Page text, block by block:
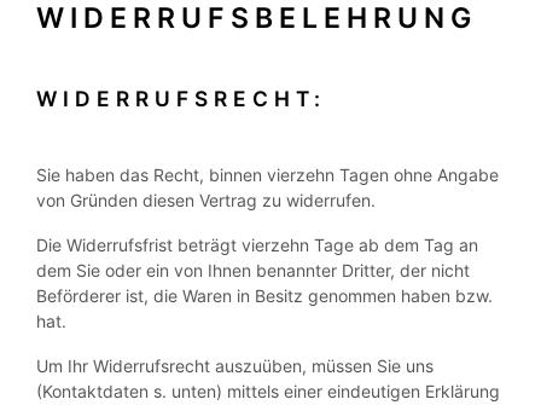
WIDERRUFSBELEHRUNG
WIDERRUFSRECHT:
Sie haben das Recht, binnen vierzehn Tagen ohne Angabe
von Gründen diesen Vertrag zu widerrufen.
Die Widerrufsfrist beträgt vierzehn Tage ab dem Tag an
dem Sie oder ein von Ihnen benannter Dritter, der nicht
Beförderer ist, die Waren in Besitz genommen haben bzw.
hat.
Um Ihr Widerrufsrecht auszuüben, müssen Sie uns
(Kontaktdaten s. unten) mittels einer eindeutigen Erklärung